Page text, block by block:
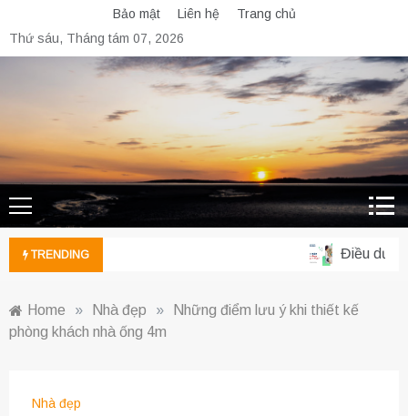
to
content
Bảo mật Liên hệ
Trang chủ
Thứ sáu, Tháng tám 07, 2026
TRENDING Điều dưỡng
Home » Nhà đẹp »
Những điểm lưu ý khi thiết kế
phòng khách nhà ống 4m
Nhà đẹp